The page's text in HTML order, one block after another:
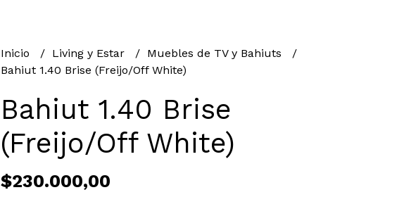
Inicio Living y Estar
Muebles de TV y Bahiuts
Bahiut 1.40 Brise (Freijo/Off White)
Bahiut 1.40 Brise
(Freijo/Off White)
$230.000,00